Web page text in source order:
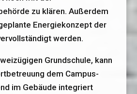
zu klären. Außerdem
Energiekonzept der
werden.
Grundschule, kann
dem Campus-
im Gebäude integriert